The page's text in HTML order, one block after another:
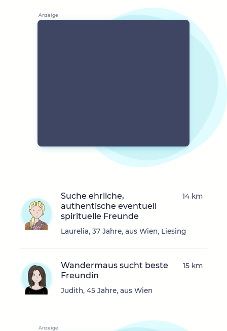
Suche ehrliche,
authentische eventuell
spirituelle Freunde
Laurelia, 37 Jahre, aus Wien, Liesing
14 km
Wandermaus sucht beste
Freundin
Judith, 45 Jahre, aus Wien
15 km